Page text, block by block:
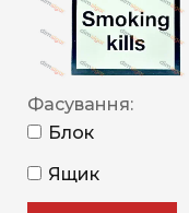
Фасування:
Блок
Ящик